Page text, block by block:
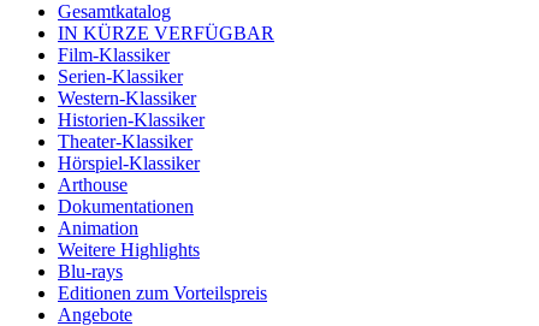
Gesamtkatalog
IN KÜRZE VERFÜGBAR
Film-Klassiker
Serien-Klassiker
Western-Klassiker
Historien-Klassiker
Theater-Klassiker
Hörspiel-Klassiker
Arthouse
Dokumentationen
Animation
Weitere Highlights
Blu-rays
Editionen zum Vorteilspreis
Angebote